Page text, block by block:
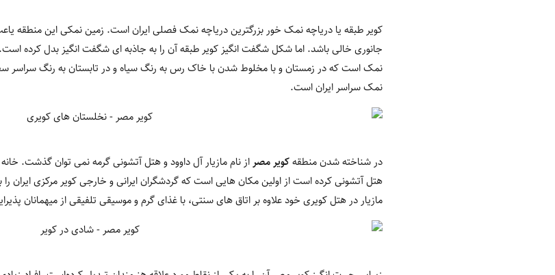
کویر طبقه یا دریاچه نمک خور بزرگترین دریاچه نمک فصلی ایران است. زمین نمکی این منطقه
جانوری خالی باشد. اما شکل شگفت انگیز کویر طبقه آن را به جاذبه ای شگفت انگیز بدل کرده
نمک است که در زمستان و با مخلوط شدن با خاک رس به رنگ سیاه و در تابستان به رنگ سراسر
نمک سراسر ایران است.
در شناخته شدن منطقهکویر مصر از نام مازیار آل داوود و هتل آتشونی گرمه نمی توان گذشت. خانه
هتل آتشونی کرده است از اولین مکان هایی است که گردشگران ایرانی و خارجی کویر مرکزی
مازیار در هتل کویری خود علاوه بر اتاق های سنتی، با غذای گرم و موسیقی تلفیقی از میهمانان